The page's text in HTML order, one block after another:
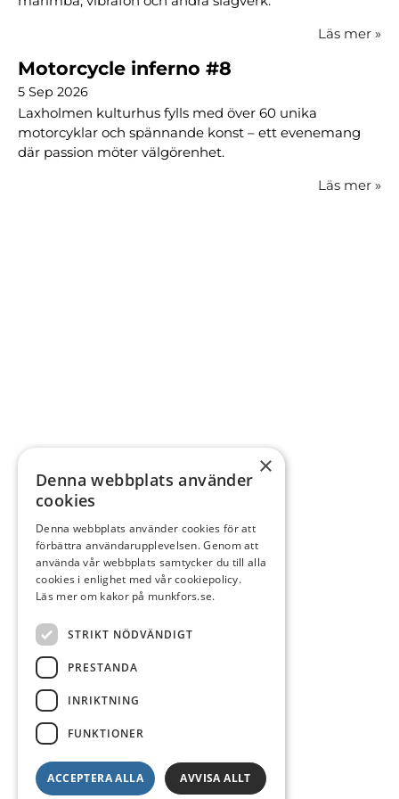
Läs mer »
Motorcycle inferno #8
5 Sep 2026
Laxholmen kulturhus fylls med över 60 unika
motorcyklar och spännande konst – ett evenemang
där passion möter välgörenhet.
Läs mer »
×
Denna webbplats använder
cookies
Denna webbplats använder cookies för att
förbättra användarupplevelsen. Genom att
använda vår webbplats samtycker du till alla
cookies i enlighet med vår cookiepolicy.
Läs mer om kakor på munkfors.se.
STRIKT NÖDVÄNDIGT
PRESTANDA
INRIKTNING
FUNKTIONER
ACCEPTERA ALLA AVVISA ALLT